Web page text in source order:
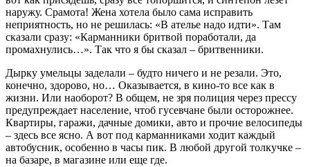
наружу. Срамота! Жена хотела было сама исправить
неприятность, но не решилась: «В ателье надо идти». Там
сказали сразу: «Карманники бритвой поработали, да
промахнулись…». Так что я бы сказал – бритвенники.
Дырку умельцы заделали – будто ничего и не резали. Это,
конечно, здорово, но… Оказывается, в кино-то все как в
жизни. Или наоборот? В общем, не зря полиция через прессу
предупреждает население, чтоб гусевчане были осторожнее.
Квартиры, гаражи, дачные домики, авто и прочие велосипеды
– здесь все ясно. А вот под карманниками ходит каждый
автобусник, особенно в часы пик. В любой другой толкучке –
на базаре, в магазине или еще где.